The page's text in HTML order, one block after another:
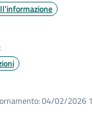
04/02/2026